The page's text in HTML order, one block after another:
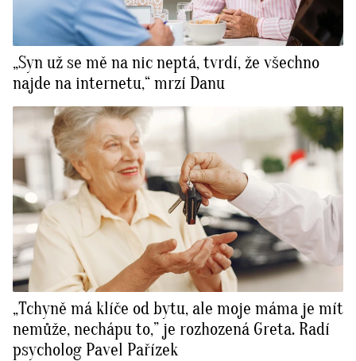
„Syn už se mě na nic neptá, tvrdí, že všechno
najde na internetu,“ mrzí Danu
„Tchyně má klíče od bytu, ale moje máma je mít
nemůže, nechápu to,” je rozhozená Greta. Radí
psycholog Pavel Pařízek